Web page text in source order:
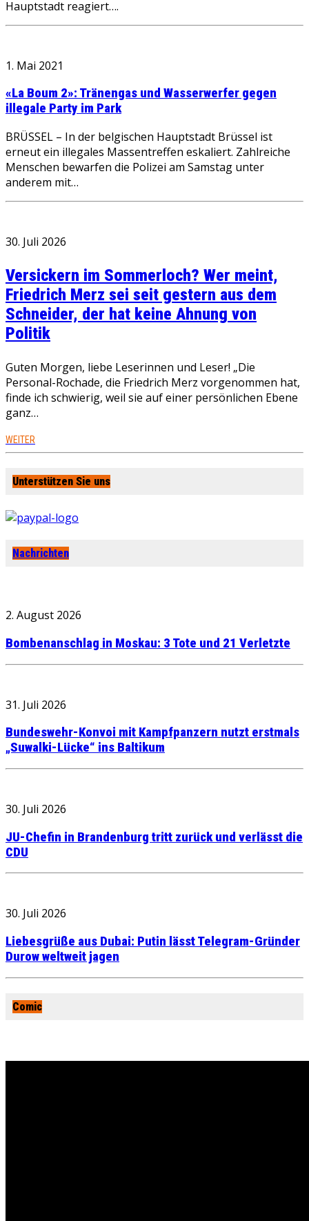
Hauptstadt reagiert….
1. Mai 2021
«La Boum 2»: Tränengas und Wasserwerfer gegen
illegale Party im Park
BRÜSSEL – In der belgischen Hauptstadt Brüssel ist
erneut ein illegales Massentreffen eskaliert. Zahlreiche
Menschen bewarfen die Polizei am Samstag unter
anderem mit…
30. Juli 2026
Versickern im Sommerloch? Wer meint,
Friedrich Merz sei seit gestern aus dem
Schneider, der hat keine Ahnung von
Politik
Guten Morgen, liebe Leserinnen und Leser! „Die
Personal-Rochade, die Friedrich Merz vorgenommen hat,
finde ich schwierig, weil sie auf einer persönlichen Ebene
ganz…
WEITER
Unterstützen Sie uns
Nachrichten
2. August 2026
Bombenanschlag in Moskau: 3 Tote und 21 Verletzte
31. Juli 2026
Bundeswehr-Konvoi mit Kampfpanzern nutzt erstmals
„Suwalki-Lücke“ ins Baltikum
30. Juli 2026
JU-Chefin in Brandenburg tritt zurück und verlässt die
CDU
30. Juli 2026
Liebesgrüße aus Dubai: Putin lässt Telegram-Gründer
Durow weltweit jagen
Comic